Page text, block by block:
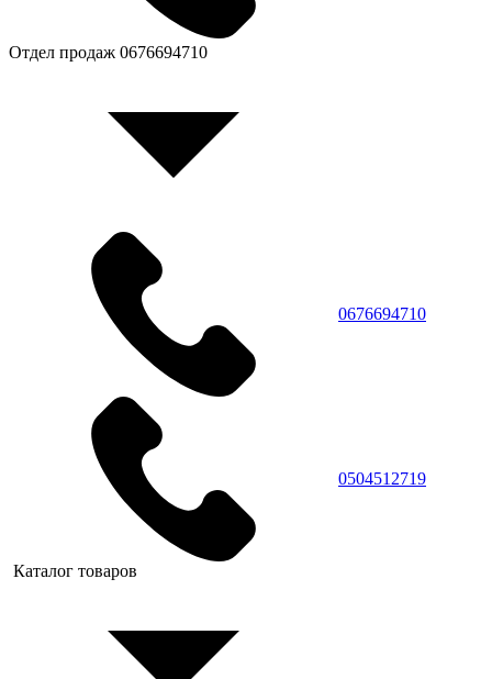
Отдел продаж 0676694710
0676694710
0504512719
Каталог товаров